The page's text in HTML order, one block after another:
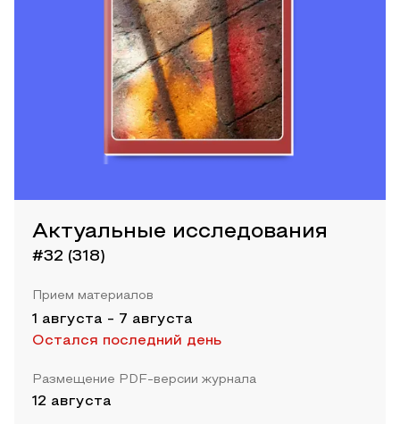
Актуальные исследования
#32 (318)
Прием материалов
1 августа - 7 августа
Остался последний день
Размещение PDF-версии журнала
12 августа